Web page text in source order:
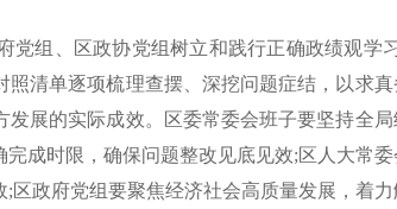
组、区政协党组树立和践行正确政绩观学
清单逐项梳理查摆、深挖问题症结，以求
展的实际成效。区委常委会班子要坚持全
成时限，确保问题整改见底见效;区人大常
政府党组要聚焦经济社会高质量发展，着力